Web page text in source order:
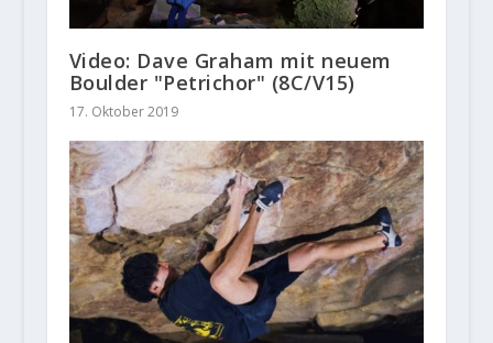
Video: Dave Graham mit neuem
Boulder "Petrichor" (8C/V15)
17. Oktober 2019